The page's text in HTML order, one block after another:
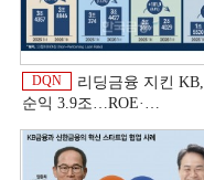
DQN
리딩금융 지킨 KB,
순익 3.9조…ROE·
상반기 금융 리그테이블]